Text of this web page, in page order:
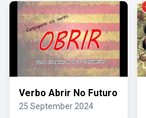
Verbo Abrir No Futuro
25 September 2024